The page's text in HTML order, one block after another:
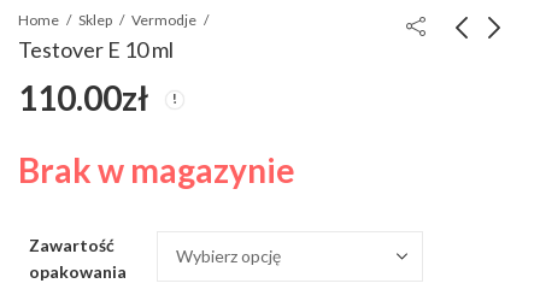
Home Sklep Vermodje
Testover E 10 ml
110.00zł
Brak w magazynie
Zawartość
opakowania